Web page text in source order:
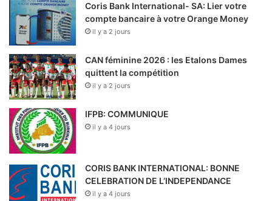
Coris Bank International- SA: Lier votre
compte bancaire à votre Orange Money
il y a 2 jours
CAN féminine 2026 : les Etalons Dames
quittent la compétition
il y a 2 jours
IFPB: COMMUNIQUE
il y a 4 jours
CORIS BANK INTERNATIONAL: BONNE
CELEBRATION DE L’INDEPENDANCE
il y a 4 jours